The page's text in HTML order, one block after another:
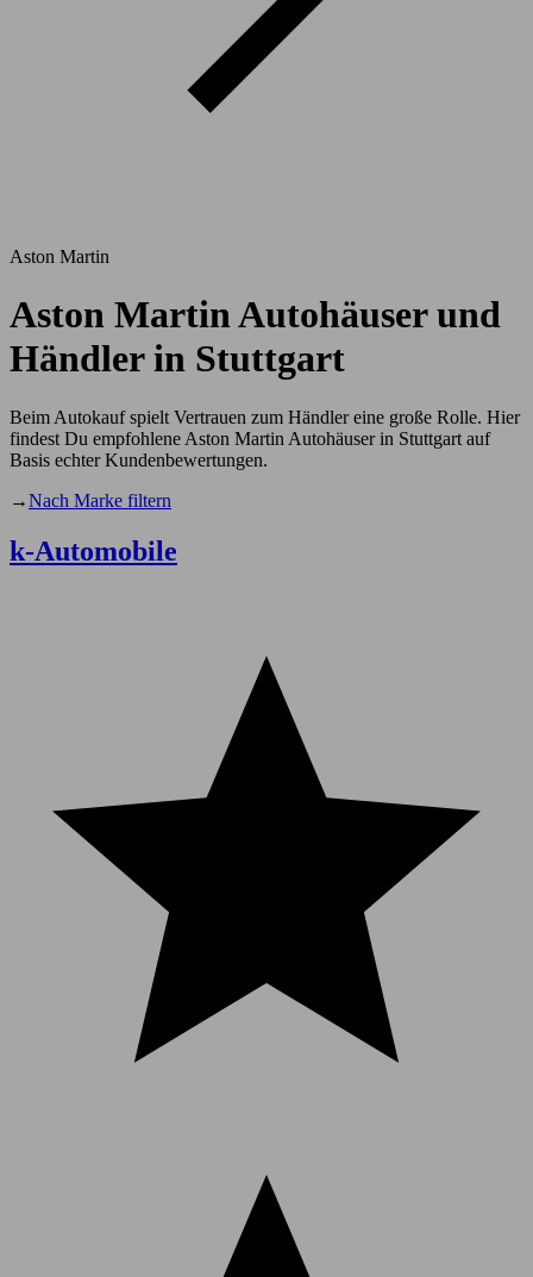
Aston Martin
Aston Martin Autohäuser und
Händler in Stuttgart
Beim Autokauf spielt Vertrauen zum Händler eine große Rolle. Hier
findest Du empfohlene Aston Martin Autohäuser in Stuttgart auf
Basis echter Kundenbewertungen.
→Nach Marke filtern
k-Automobile